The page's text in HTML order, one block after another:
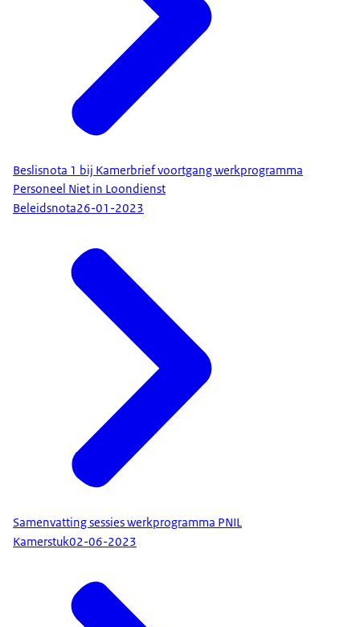
Beslisnota 1 bij Kamerbrief voortgang werkprogramma
Personeel Niet in Loondienst
Beleidsnota26-01-2023
Samenvatting sessies werkprogramma PNIL
Kamerstuk02-06-2023